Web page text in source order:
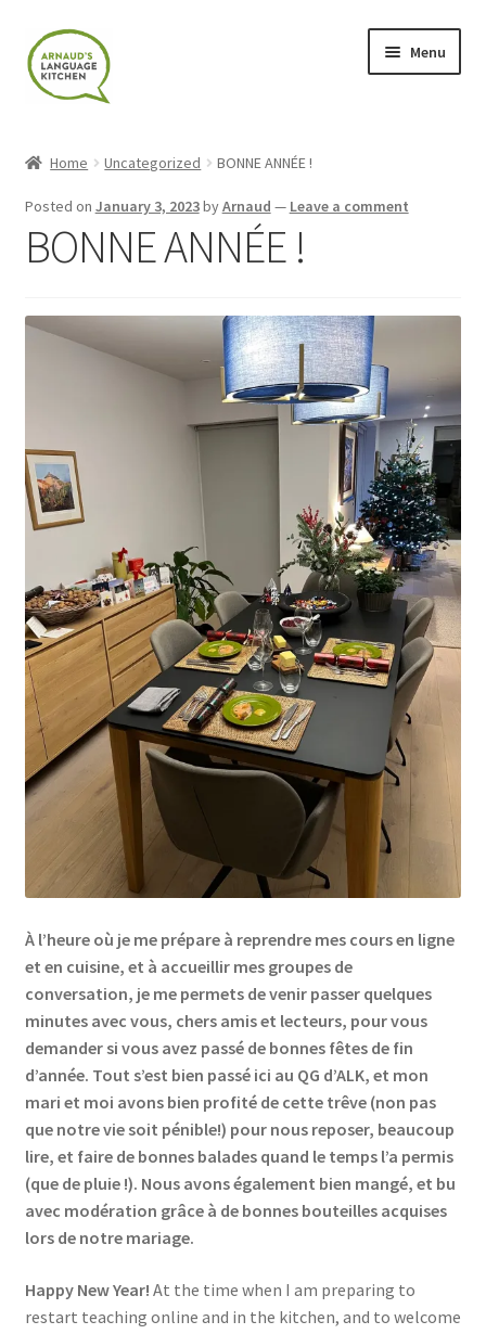
Skip
to
navigation
Skip
to
content
Menu
Blog
Contact Me
Links
My Account
Privacy Policy
Privacy Tools
Private Tuition
Terms and Conditions
Categories
Events
Locations
My Bookings
Private
Home Uncategorized BONNE ANNÉE !
Posted on January 3, 2023byArnaud — Leave a comment
BONNE ANNÉE !
À l’heure où je me prépare à reprendre mes cours en ligne
et en cuisine, et à accueillir mes groupes de
conversation, je me permets de venir passer quelques
minutes avec vous, chers amis et lecteurs, pour vous
demander si vous avez passé de bonnes fêtes de fin
d’année. Tout s’est bien passé ici au QG d’ALK, et mon
mari et moi avons bien profité de cette trêve (non pas
que notre vie soit pénible!) pour nous reposer, beaucoup
lire, et faire de bonnes balades quand le temps l’a permis
(que de pluie !). Nous avons également bien mangé, et bu
avec modération grâce à de bonnes bouteilles acquises
lors de notre mariage.
Happy New Year! At the time when I am preparing to
restart teaching online and in the kitchen, and to welcome